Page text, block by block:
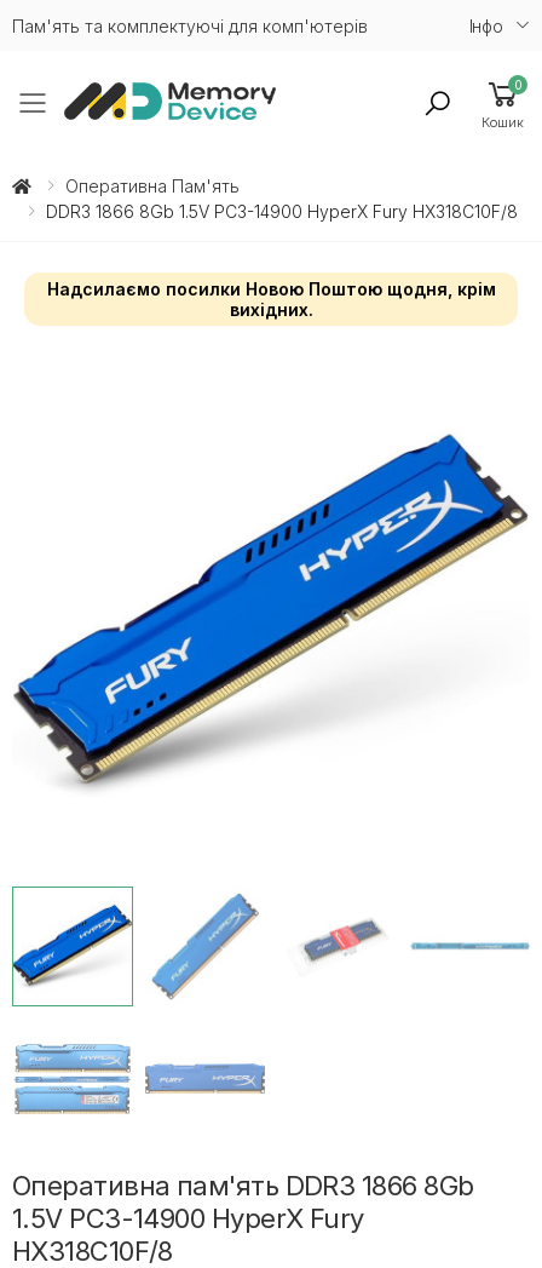
Пам'ять та комплектуючі для комп'ютерів Iнфо
Toggle mobile menu
0
Кошик
Оперативна Пам'ять
DDR3 1866 8Gb 1.5V PC3-14900 HyperX Fury HX318C10F/8
Надсилаємо посилки Новою Поштою щодня, крім
вихідних.
Оперативна пам'ять DDR3 1866 8Gb
1.5V PC3-14900 HyperX Fury
HX318C10F/8